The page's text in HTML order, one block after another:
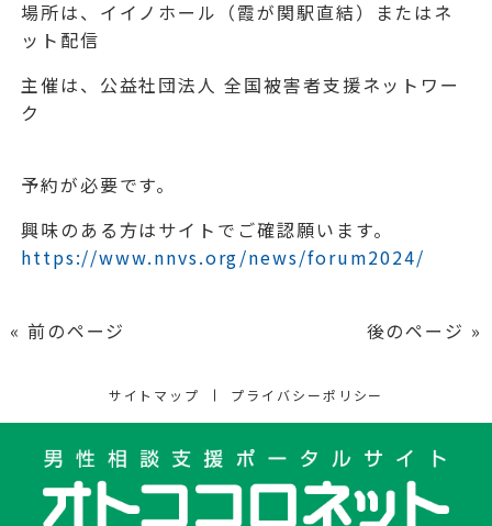
場所は、イイノホール（霞が関駅直結）またはネ
ット配信
主催は、公益社団法人 全国被害者支援ネットワー
ク
予約が必要です。
興味のある方はサイトでご確認願います。
https://www.nnvs.org/news/forum2024/
« 前のページ 後のページ »
サイトマップ プライバシーポリシー